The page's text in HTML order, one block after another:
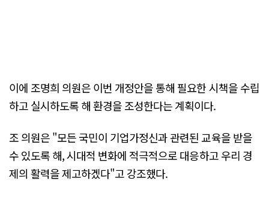
이에 조명희 의원은 이번 개정안을 통해 필요한 시책을 수립
하고 실시하도록 해 환경을 조성한다는 계획이다.
조 의원은 "모든 국민이 기업가정신과 관련된 교육을 받을
수 있도록 해, 시대적 변화에 적극적으로 대응하고 우리 경
제의 활력을 제고하겠다"고 강조했다.